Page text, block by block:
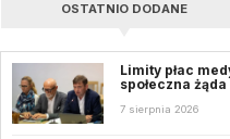
OSTATNIO DODANE
Limity płac
społeczna
7 sierpnia 2026